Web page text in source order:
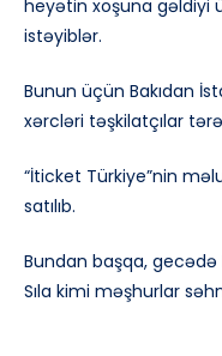
heyətin xoşuna gəldiyi
istəyiblər.
Bunun üçün Bakıdan
xərcləri təşkilatçılar
“İticket Türkiye”nin
satılıb.
Bundan başqa, gecədə
Sıla kimi məşhurlar